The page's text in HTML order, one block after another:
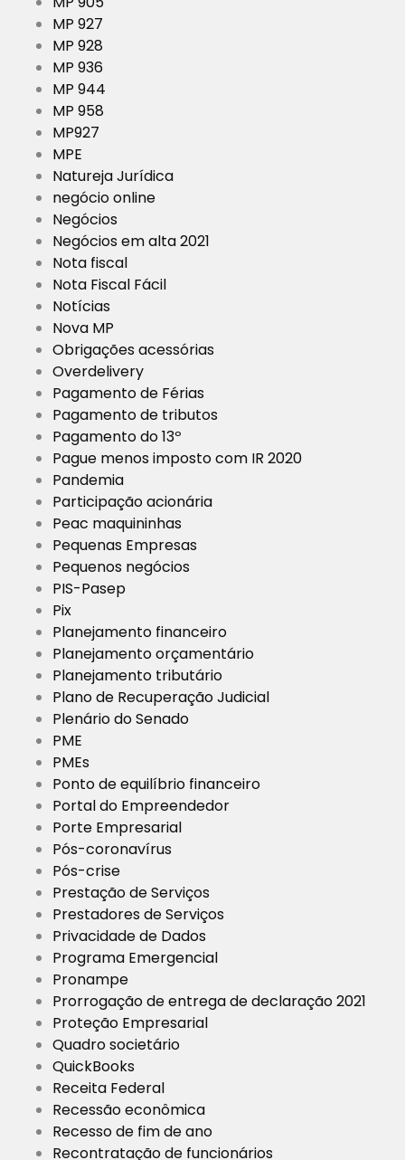
MP 927
MP 928
MP 936
MP 944
MP 958
MP927
MPE
Natureja Jurídica
negócio online
Negócios
Negócios em alta 2021
Nota fiscal
Nota Fiscal Fácil
Notícias
Nova MP
Obrigações acessórias
Overdelivery
Pagamento de Férias
Pagamento de tributos
Pagamento do 13º
Pague menos imposto com IR 2020
Pandemia
Participação acionária
Peac maquininhas
Pequenas Empresas
Pequenos negócios
PIS-Pasep
Pix
Planejamento financeiro
Planejamento orçamentário
Planejamento tributário
Plano de Recuperação Judicial
Plenário do Senado
PME
PMEs
Ponto de equilíbrio financeiro
Portal do Empreendedor
Porte Empresarial
Pós-coronavírus
Pós-crise
Prestação de Serviços
Prestadores de Serviços
Privacidade de Dados
Programa Emergencial
Pronampe
Prorrogação de entrega de declaração 2021
Proteção Empresarial
Quadro societário
QuickBooks
Receita Federal
Recessão econômica
Recesso de fim de ano
Recontratação de funcionários